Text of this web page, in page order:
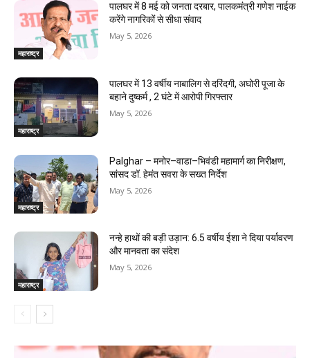
महाराष्ट्र
पालघर में 8 मई को जनता दरबार, पालकमंत्री गणेश नाईक
करेंगे नागरिकों से सीधा संवाद
May 5, 2026
महाराष्ट्र
पालघर में 13 वर्षीय नाबालिग से दरिंदगी, अघोरी पूजा के
बहाने दुष्कर्म , 2 घंटे में आरोपी गिरफ्तार
May 5, 2026
महाराष्ट्र
Palghar – मनोर–वाडा–भिवंडी महामार्ग का निरीक्षण,
सांसद डॉ. हेमंत सवरा के सख्त निर्देश
May 5, 2026
महाराष्ट्र
नन्हे हाथों की बड़ी उड़ान: 6.5 वर्षीय ईशा ने दिया पर्यावरण
और मानवता का संदेश
May 5, 2026